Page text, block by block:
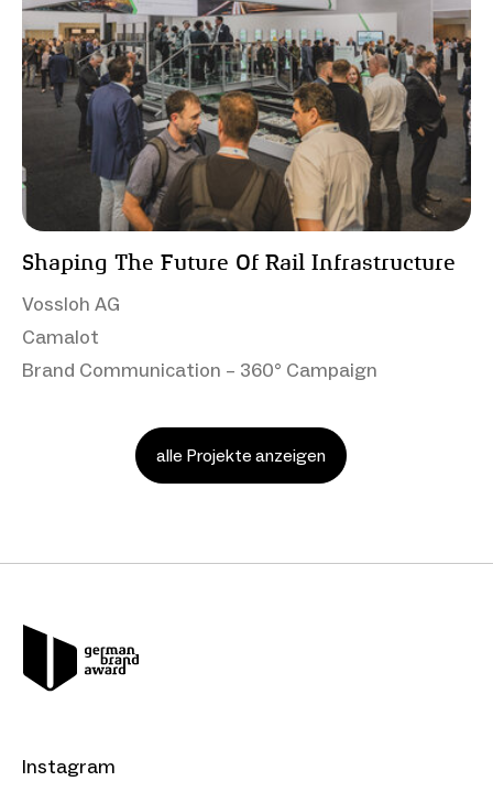
Shaping The Future Of Rail Infrastructure
Vossloh AG
Camalot
Brand Communication – 360° Campaign
alle Projekte anzeigen
Instagram